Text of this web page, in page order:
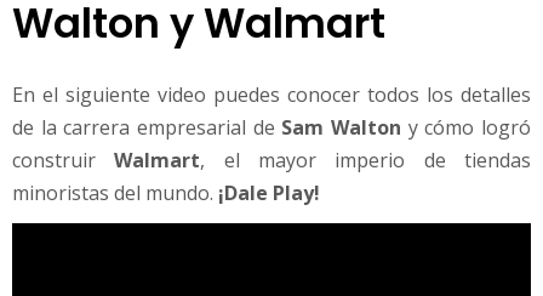
Walton y Walmart
En el siguiente video puedes conocer todos los detalles
de la carrera empresarial de Sam Walton y cómo logró
construirWalmart, el mayor imperio de tiendas
minoristas del mundo. ¡Dale Play!